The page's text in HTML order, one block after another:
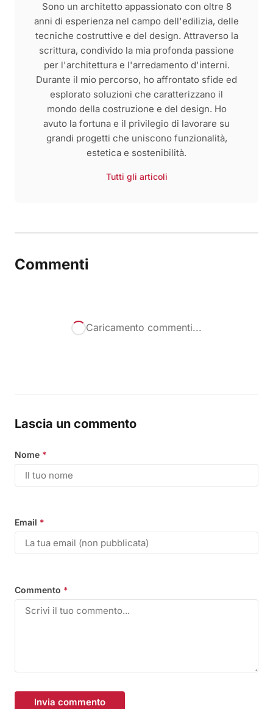
Sono un architetto appassionato con oltre 8
anni di esperienza nel campo dell'edilizia, delle
tecniche costruttive e del design. Attraverso la
scrittura, condivido la mia profonda passione
per l'architettura e l'arredamento d'interni.
Durante il mio percorso, ho affrontato sfide ed
esplorato soluzioni che caratterizzano il
mondo della costruzione e del design. Ho
avuto la fortuna e il privilegio di lavorare su
grandi progetti che uniscono funzionalità,
estetica e sostenibilità.
Tutti gli articoli
Commenti
Caricamento commenti...
Lascia un commento
Nome *
Email *
Commento *
Invia commento